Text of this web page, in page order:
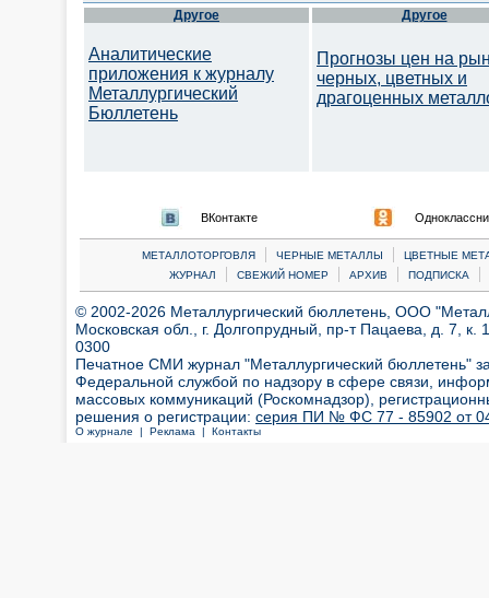
Другое
Аналитические
приложения к журналу
Металлургический
Бюллетень
Другое
Прогнозы цен на
черных, цветных и
драгоценных
ВКонтакте
МЕТАЛЛОТОРГОВЛЯ | ЧЕРНЫЕ МЕТАЛЛЫ |
ЦВЕТНЫЕ
ЖУРНАЛ
| СВЕЖИЙ НОМЕР | АРХИВ | ПОДПИСКА |
© 2002-2026 Металлургический бюллетень, ООО
Московская обл., г. Долгопрудный, пр-т Пацаева, д. 7,
0300
Печатное СМИ журнал "Металлургический бюллетень"
Федеральной службой по надзору в сфере связи,
массовых коммуникаций (Роскомнадзор),
решения о регистрации: серия ПИ № ФС 77 - 85902 от 04
О журнале | Реклама | Контакты